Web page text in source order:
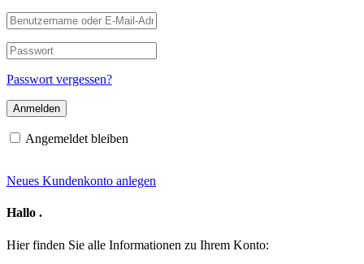
Benutzername
oder
E-
Mail-
Adresse
Passwort
Passwort vergessen?
Angemeldet bleiben
Neues Kundenkonto anlegen
Hallo .
Hier finden Sie alle Informationen zu Ihrem Konto: